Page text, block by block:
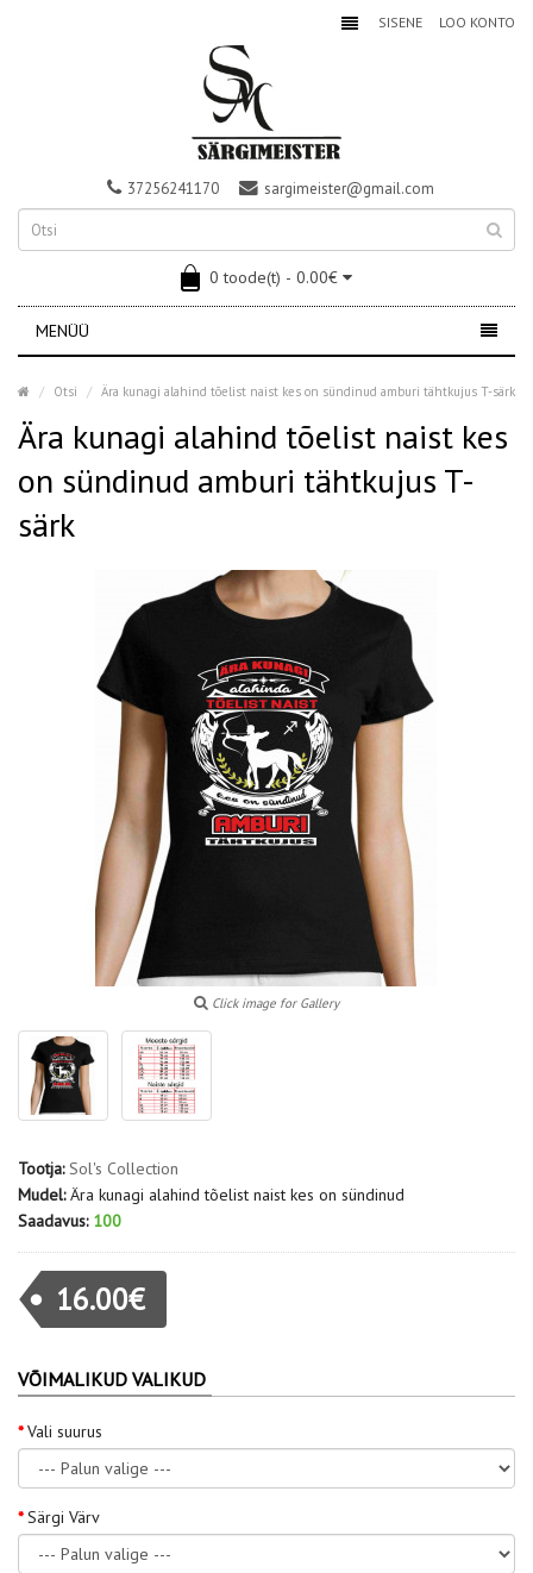
SISENE LOO KONTO
37256241170 sargimeister@gmail.com
0 toode(t) - 0.00€
MENÜÜ
Otsi Ära kunagi alahind tõelist naist kes on sündinud amburi tähtkujus T-särk
Ära kunagi alahind tõelist naist kes
on sündinud amburi tähtkujus T-
särk
Click image for Gallery
Tootja: Sol's Collection
Mudel: Ära kunagi alahind tõelist naist kes on sündinud
Saadavus: 100
16.00€
VÕIMALIKUD VALIKUD
Vali suurus
Särgi Värv